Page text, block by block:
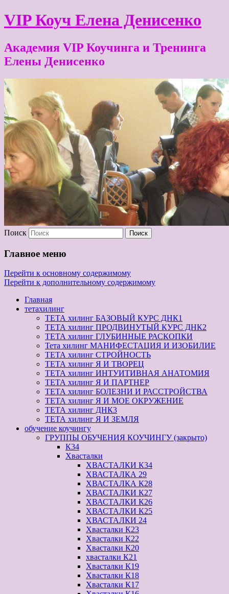
VIP Коуч Елена Денисенко
Академия VIP Коучинга и Тренинга
Елены Денисенко
Поиск
Главное меню
Перейти к основному содержимому
Перейти к дополнительному содержимому
Главная
тетахилинг
ТЕТА хилинг БАЗОВЫЙ КУРС ДНК1
ТЕТА хилинг ПРОДВИНУТЫЙ КУРС ДНК2
ТЕТА хилинг ГЛУБИННЫЕ РАСКОПКИ
Тета хилинг МАНИФЕСТАЦИЯ И ИЗОБИЛИЕ
ТЕТА хилинг СТРОЙНОСТЬ
ТЕТА хилинг Я И ТВОРЕЦ
ТЕТА хилинг ИНТУИТИВНАЯ АНАТОМИЯ
ТЕТА хилинг Я И ПАРТНЕР
ТЕТА хилинг БОЛЕЗНИ И РАССТРОЙСТВА
ТЕТА хилинг Я И МОЕ ОКРУЖЕНИЕ
ТЕТА хилинг ДНК3
ТЕТА хилинг Я И ЗЕМЛЯ
обучение коучингу
ГРУППЫ ОБУЧЕНИЯ КОУЧИНГУ (закрыто)
К34
Хвасталки
ХВАСТАЛКИ К34
ХВАСТАЛКА 29
ХВАСТАЛКА К28
ХВАСТАЛКИ К27
ХВАСТАЛКИ К26
ХВАСТАЛКИ К25
ХВАСТАЛКИ 24
Хвасталки К23
Хвасталки К22
Хвасталки К20
хвасталки К21
Хвасталки К19
Хвасталки К18
Хвасталки К17